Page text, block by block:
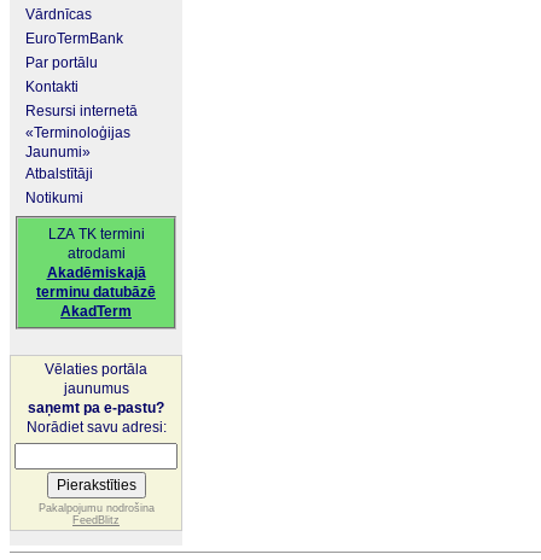
Vārdnīcas
EuroTermBank
Par portālu
Kontakti
Resursi internetā
«Terminoloģijas
Jaunumi»
Atbalstītāji
Notikumi
LZA TK termini
atrodami
Akadēmiskajā
terminu datubāzē
AkadTerm
Vēlaties portāla
jaunumus
saņemt pa e-pastu?
Norādiet savu adresi:
Pakalpojumu nodrošina
FeedBlitz